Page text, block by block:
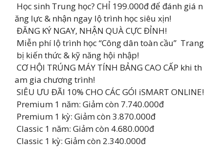
Học sinh Trung học? CHỈ 199.000đ để đánh giá n
ăng lực & nhận ngay lộ trình học siêu xịn!
ĐĂNG KÝ NGAY, NHẬN QUÀ CỰC ĐỈNH!
Miễn phí lộ trình học “Công dân toàn cầu” Trang
bị kiến thức & kỹ năng hội nhập!
CƠ HỘI TRÚNG MÁY TÍNH BẢNG CAO CẤP khi th
am gia chương trình!
SIÊU ƯU ĐÃI 10% CHO CÁC GÓI iSMART ONLINE!
Premium 1 năm: Giảm còn 7.740.000đ
Premium 1 kỳ: Giảm còn 3.870.000đ
Classic 1 năm: Giảm còn 4.680.000đ
Classic 1 kỳ: Giảm còn 2.340.000đ